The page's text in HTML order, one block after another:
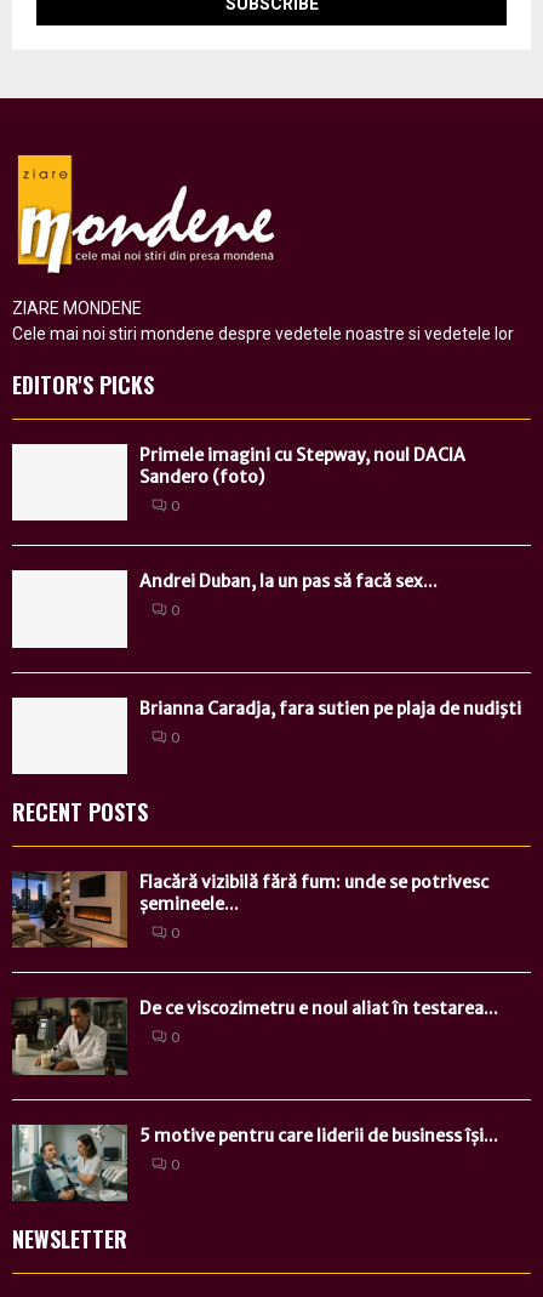
ZIARE MONDENE
Cele mai noi stiri mondene despre vedetele noastre si vedetele lor
EDITOR'S PICKS
Primele imagini cu Stepway, noul DACIA
Sandero (foto)
0
Andrei Duban, la un pas să facă sex...
0
Brianna Caradja, fara sutien pe plaja de nudişti
0
RECENT POSTS
Flacără vizibilă fără fum: unde se potrivesc
șemineele...
0
De ce viscozimetru e noul aliat în testarea...
0
5 motive pentru care liderii de business își...
0
NEWSLETTER